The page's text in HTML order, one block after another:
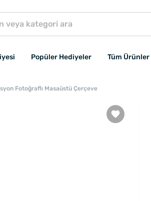
Popüler Hediyeler Tüm Ürünler
Fotoğraflı Masaüstü Çerçeve